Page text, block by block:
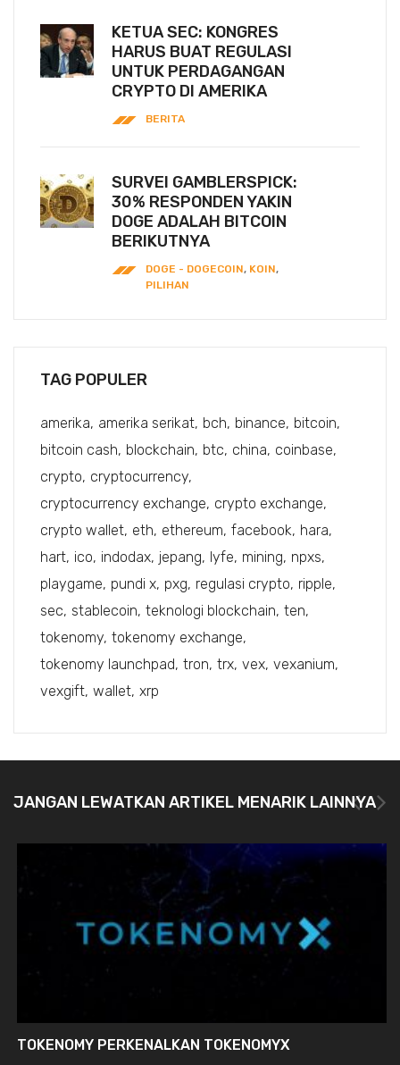
KETUA SEC: KONGRES
HARUS BUAT REGULASI
UNTUK PERDAGANGAN
CRYPTO DI AMERIKA
BERITA
SURVEI GAMBLERSPICK:
30% RESPONDEN YAKIN
DOGE ADALAH BITCOIN
BERIKUTNYA
DOGE - DOGECOIN, KOIN,
PILIHAN
TAG POPULER
amerika amerika serikat bch binance bitcoin
bitcoin cash blockchain btc china coinbase
crypto cryptocurrency
cryptocurrency exchange crypto exchange
crypto wallet eth ethereum facebook hara
hart ico indodax jepang lyfe mining npxs
playgame pundi x pxg regulasi crypto ripple
sec stablecoin teknologi blockchain ten
tokenomy tokenomy exchange
tokenomy launchpad tron trx vex vexanium
vexgift wallet xrp
JANGAN LEWATKAN ARTIKEL MENARIK LAINNYA
TOKENOMY PERKENALKAN TOKENOMYX